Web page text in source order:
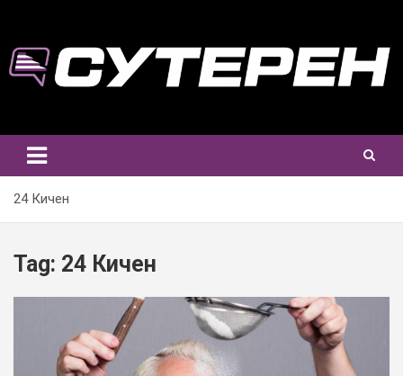
content
24 Кичен
Tag: 24 Кичен